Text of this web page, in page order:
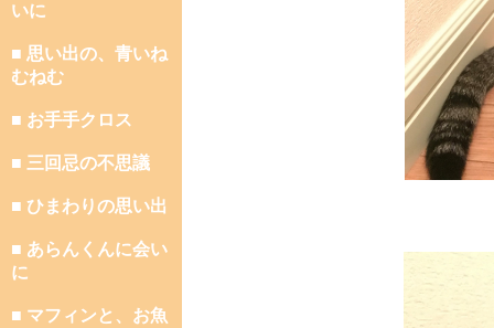
いに
■ 思い出の、青いね
むねむ
■ お手手クロス
■ 三回忌の不思議
■ ひまわりの思い出
■ あらんくんに会い
に
■ マフィンと、お魚